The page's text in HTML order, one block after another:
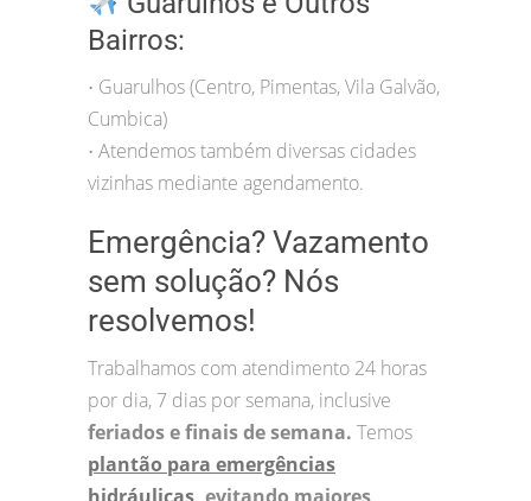
Bairros:
• Guarulhos (Centro, Pimentas, Vila Galvão,
Cumbica)
• Atendemos também diversas cidades
vizinhas mediante agendamento.
Emergência? Vazamento
sem solução? Nós
resolvemos!
Trabalhamos com atendimento 24 horas
por dia, 7 dias por semana, inclusive
feriados e finais de semana. Temos
plantão para emergências